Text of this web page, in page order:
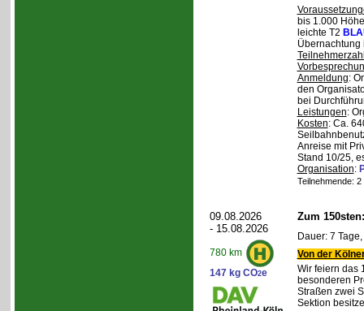
bis 1.000
leichte T2
Übernachtung
Anmeldung:
den
bei
Leistungen:
Kosten: Ca.
Anreise mit
Stand 10/25,
Organisation:
Teilnehmende:
09.08.2026
- 15.08.2026
780 km
147 kg CO2e
Zum
Dauer: 7
Von der
Wir feiern das
besonderen
Straßen zwei
Sektion